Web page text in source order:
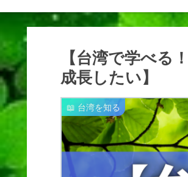
【台湾で学べる
成長したい】
📖 台湾を知る